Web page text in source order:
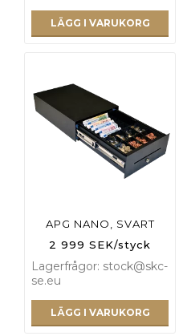
LÄGG I VARUKORG
APG NANO, SVART
2 999 SEK/styck
Lagerfrågor: stock@skc-
se.eu
LÄGG I VARUKORG